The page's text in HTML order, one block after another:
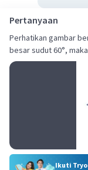
Pertanyaan
Perhatikan gambar
besar sudut 60°,
Ikuti